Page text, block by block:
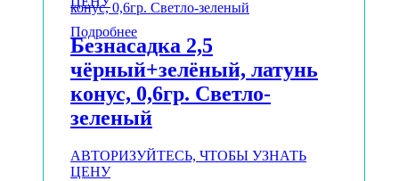
Подробнее
Безнасадка 2,5
чёрный+зелёный, латунь
конус, 0,6гр. Светло-
зеленый
АВТОРИЗУЙТЕСЬ, ЧТОБЫ УЗНАТЬ
ЦЕНУ